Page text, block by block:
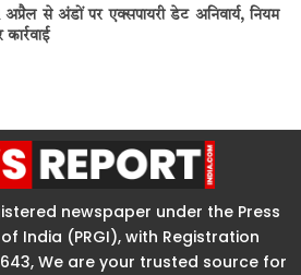
अप्रैल से अंडों पर एक्सपायरी डेट अनिवार्य, नियम
newspaper under the Press
India (PRGI), with Registration
We are your trusted source for